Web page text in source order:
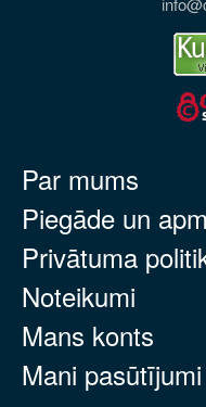
Par mums
Piegāde un
Privātuma
Noteikumi
Mans konts
Mani pasūtījumi